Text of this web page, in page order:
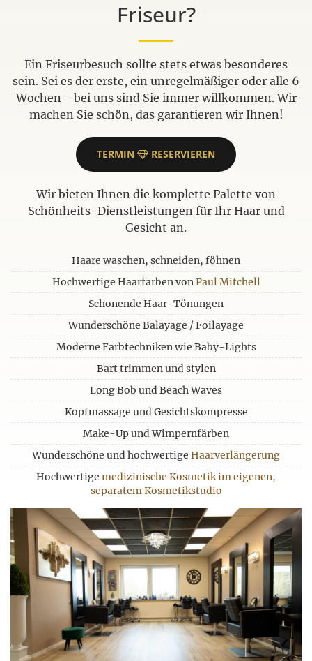
Friseur?
Ein Friseurbesuch sollte stets etwas besonderes
sein. Sei es der erste, ein unregelmäßiger oder alle 6
Wochen - bei uns sind Sie immer willkommen. Wir
machen Sie schön, das garantieren wir Ihnen!
TERMIN RESERVIEREN
Wir bieten Ihnen die komplette Palette von
Schönheits-Dienstleistungen für Ihr Haar und
Gesicht an.
Haare waschen, schneiden, föhnen
Hochwertige Haarfarben vonPaul Mitchell
Schonende Haar-Tönungen
Wunderschöne Balayage / Foilayage
Moderne Farbtechniken wie Baby-Lights
Bart trimmen und stylen
Long Bob und Beach Waves
Kopfmassage und Gesichtskompresse
Make-Up und Wimpernfärben
Wunderschöne und hochwertige Haarverlängerung
Hochwertige medizinische Kosmetik im eigenen,
separatem Kosmetikstudio